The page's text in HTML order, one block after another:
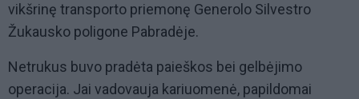
vikšrinę transporto priemonę Generolo Silvestro
Žukausko poligone Pabradėje.
Netrukus buvo pradėta paieškos bei gelbėjimo
operacija. Jai vadovauja kariuomenė, papildomai